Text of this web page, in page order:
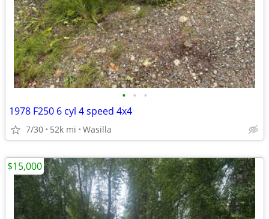
• • •
1978 F250 6 cyl 4 speed 4x4
7/30 52k mi Wasilla
$15,000